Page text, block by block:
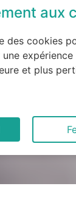
aux
des cookies
expérience
et plus